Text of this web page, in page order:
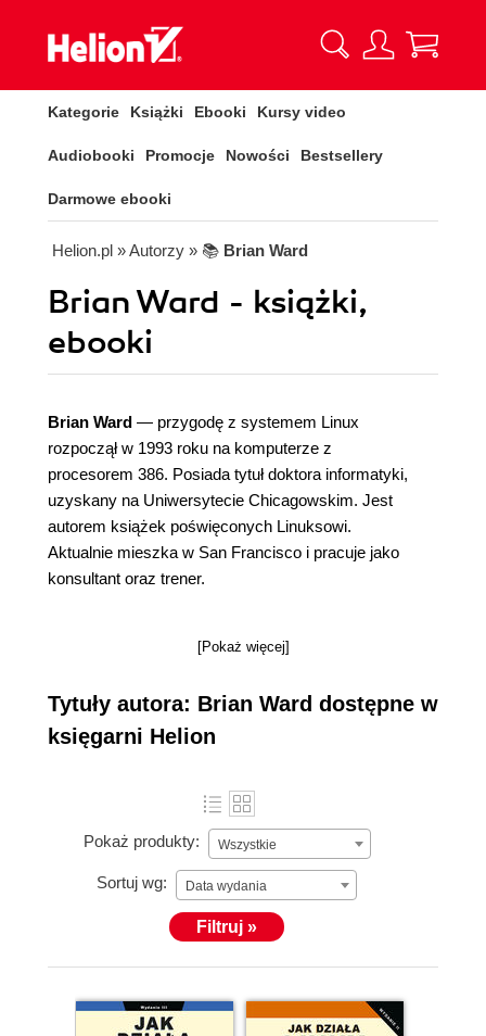
Kategorie Książki Ebooki Kursy video
Audiobooki Promocje Nowości Bestsellery
Darmowe ebooki
Helion.pl » Autorzy » 📚 Brian Ward
Brian Ward - książki,
ebooki
Brian Ward — przygodę z systemem Linux
rozpoczął w 1993 roku na komputerze z
procesorem 386. Posiada tytuł doktora informatyki,
uzyskany na Uniwersytecie Chicagowskim. Jest
autorem książek poświęconych Linuksowi.
Aktualnie mieszka w San Francisco i pracuje jako
konsultant oraz trener.
[Pokaż więcej]
Tytuły autora: Brian Ward dostępne w
księgarni Helion
Pokaż produkty: Wszystkie
Sortuj wg: Data wydania
Filtruj »